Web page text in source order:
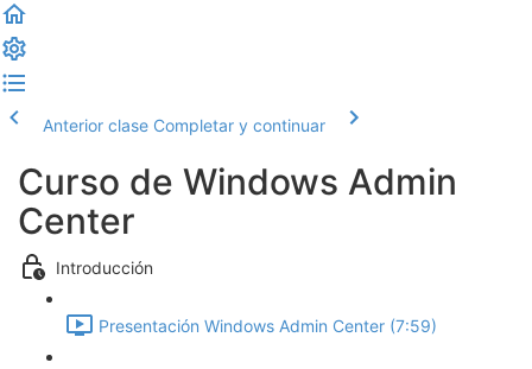
Anterior clase Completar y continuar
Curso de Windows Admin
Center
Introducción
Presentación Windows Admin Center (7:59)